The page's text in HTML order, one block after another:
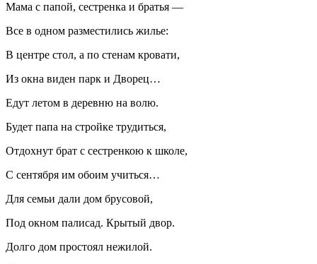
Мама с папой, сестренка и братья —
Все в одном разместились жилье:
В центре стол, а по стенам кровати,
Из окна виден парк и Дворец…
Едут летом в деревню на волю.
Будет папа на стройке трудиться,
Отдохнут брат с сестренкою к школе,
С сентября им обоим учиться…
Для семьи дали дом брусовой,
Под окном палисад. Крытый двор.
Долго дом простоял нежилой.